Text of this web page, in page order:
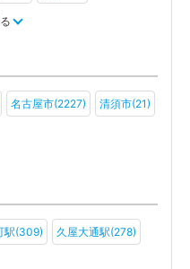
医療・福祉(25)
・レジャー(18)
ＰＯ法人(11) 学校法人(7)
名古屋市(2227) 清須市(21)
駅(309) 久屋大通駅(278)